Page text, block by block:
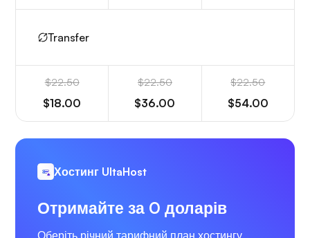
Transfer
$22.50
$18.00
$22.50
$36.00
$22.50
$54.00
Хостинг UltaHost
Отримайте за 0 доларів